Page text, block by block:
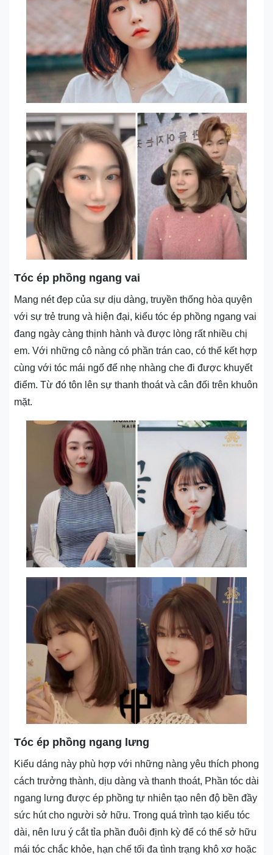
Tóc ép phồng ngang vai
Mang nét đẹp của sự dịu dàng, truyền thống hòa quyện
với sự trẻ trung và hiện đại, kiểu tóc ép phồng ngang vai
đang ngày càng thịnh hành và được lòng rất nhiều chị
em. Với những cô nàng có phần trán cao, có thể kết hợp
cùng với tóc mái ngố để nhẹ nhàng che đi được khuyết
điểm. Từ đó tôn lên sự thanh thoát và cân đối trên khuôn
mặt.
Tóc ép phồng ngang lưng
Kiểu dáng này phù hợp với những nàng yêu thích phong
cách trưởng thành, dịu dàng và thanh thoát, Phần tóc dài
ngang lưng được ép phồng tự nhiên tạo nên độ bền đầy
sức hút cho người sở hữu. Trong quá trình tạo kiểu tóc
dài, nên lưu ý cắt tỉa phần đuôi định kỳ để có thể sở hữu
mái tóc chắc khỏe, hạn chế tối đa tình trạng khô xơ hoặc